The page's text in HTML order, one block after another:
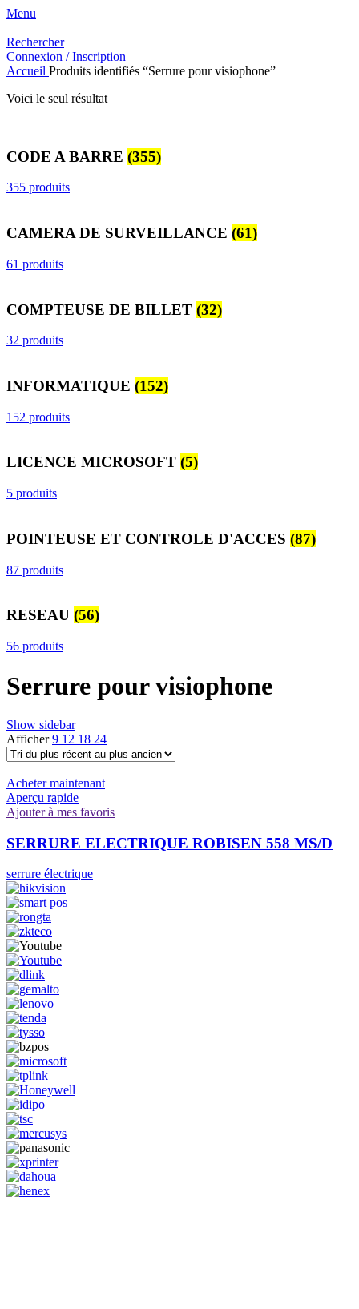
Menu
Rechercher
Connexion / Inscription
Accueil Produits identifiés “Serrure pour visiophone”
Voici le seul résultat
CODE A BARRE (355)
355 produits
CAMERA DE SURVEILLANCE (61)
61 produits
COMPTEUSE DE BILLET (32)
32 produits
INFORMATIQUE (152)
152 produits
LICENCE MICROSOFT (5)
5 produits
POINTEUSE ET CONTROLE D'ACCES (87)
87 produits
RESEAU (56)
56 produits
Serrure pour visiophone
Show sidebar
Afficher9 12 18 24
Acheter maintenant
Aperçu rapide
Ajouter à mes favoris
SERRURE ELECTRIQUE ROBISEN 558 MS/D
serrure électrique